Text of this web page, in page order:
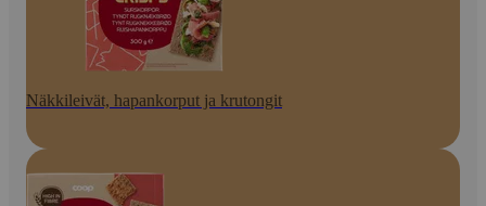
Näkkileivät, hapankorput ja krutongit